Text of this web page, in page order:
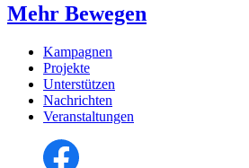
Mehr Bewegen
Kampagnen
Projekte
Unterstützen
Nachrichten
Veranstaltungen